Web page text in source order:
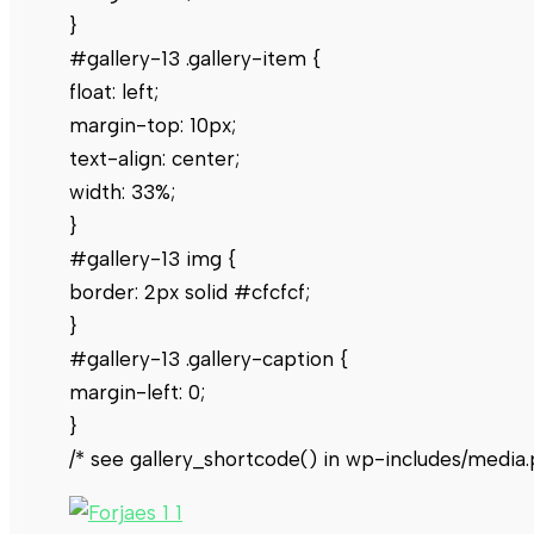
}
#gallery-13 .gallery-item {
float: left;
margin-top: 10px;
text-align: center;
width: 33%;
}
#gallery-13 img {
border: 2px solid #cfcfcf;
}
#gallery-13 .gallery-caption {
margin-left: 0;
}
/* see gallery_shortcode() in wp-includes/